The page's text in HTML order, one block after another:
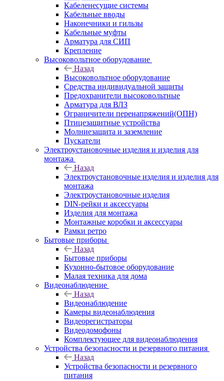
Кабеленесущие системы
Кабельные вводы
Наконечники и гильзы
Кабельные муфты
Арматура для СИП
Крепление
Высоковольтное оборудование
Назад
Высоковольтное оборудование
Средства индивидуальной защиты
Предохранители высоковольтные
Арматура для ВЛЗ
Ограничители перенапряжений(ОПН)
Птицезащитные устройства
Молниезащита и заземление
Пускатели
Электроустановочные изделия и изделия для
монтажа
Назад
Электроустановочные изделия и изделия для
монтажа
Электроустановочные изделия
DIN-рейки и аксессуары
Изделия для монтажа
Монтажные коробки и аксессуары
Рамки ретро
Бытовые приборы
Назад
Бытовые приборы
Кухонно-бытовое оборудование
Малая техника для дома
Видеонаблюдение
Назад
Видеонаблюдение
Камеры видеонаблюдения
Видеорегистраторы
Видеодомофоны
Комплектующее для видеонаблюдения
Устройства безопасности и резервного питания
Назад
Устройства безопасности и резервного
питания